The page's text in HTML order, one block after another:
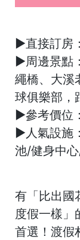
►直接訂房：
►周邊景點：
繩橋、大溪
球俱樂部，
►參考價位：
►人氣設施：
池/健身中
有「 比出國
度假一樣
首選！渡假